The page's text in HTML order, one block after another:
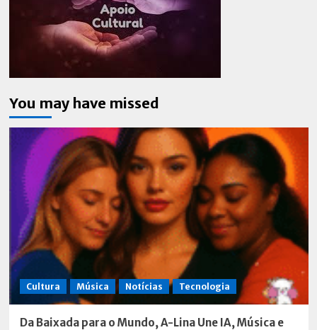
You may have missed
Cultura Música Notícias Tecnologia
Da Baixada para o Mundo, A-Lina Une IA, Música e